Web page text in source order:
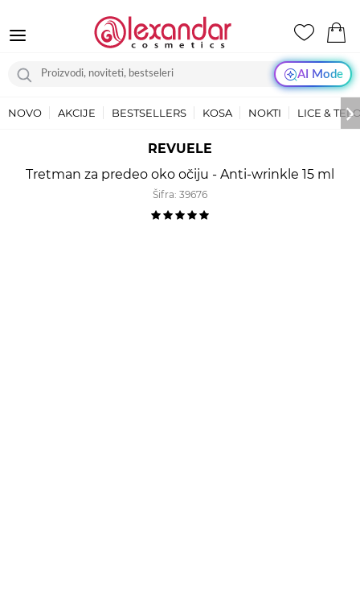
AI Mode
NOVO AKCIJE BESTSELLERS KOSA NOKTI LICE &
REVUELE
Tretman za predeo oko očiju - Anti-wrinkle 15 ml
Šifra: 39676